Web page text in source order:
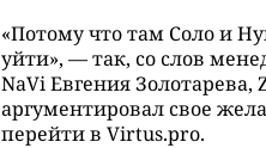
«Потому что там Соло и
уйти», — так, со слов
NaVi Евгения Золотарева,
аргументировал свое
перейти в Virtus.pro.